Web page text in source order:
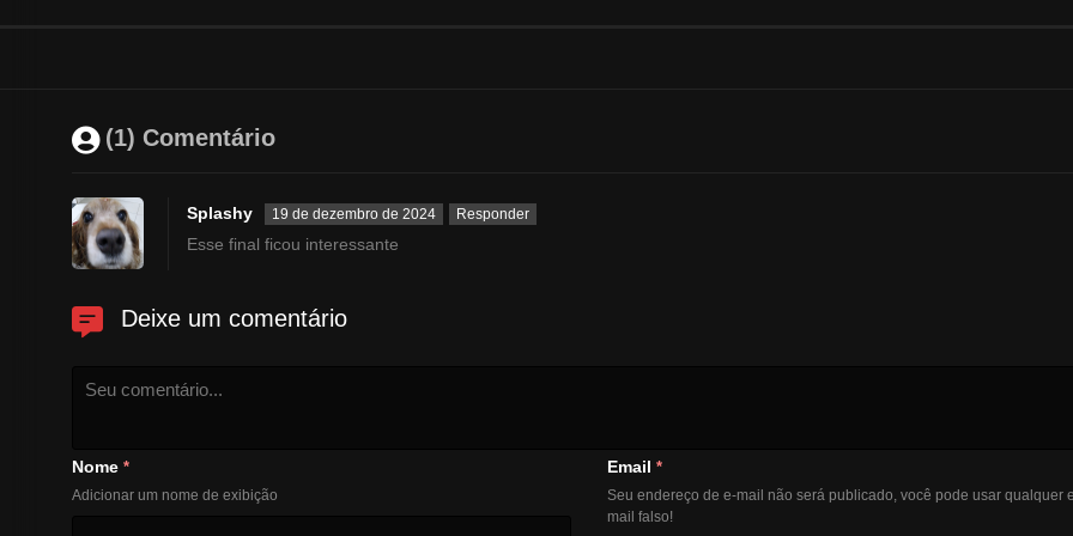
(1) Comentário
Splashy 19 de dezembro de 2024 Responder
Esse final ficou interessante
Deixe um comentário
Nome *
Adicionar um nome de exibição
Email *
Seu endereço de e-mail não será publicado, você pode usar qualquer
mail falso!